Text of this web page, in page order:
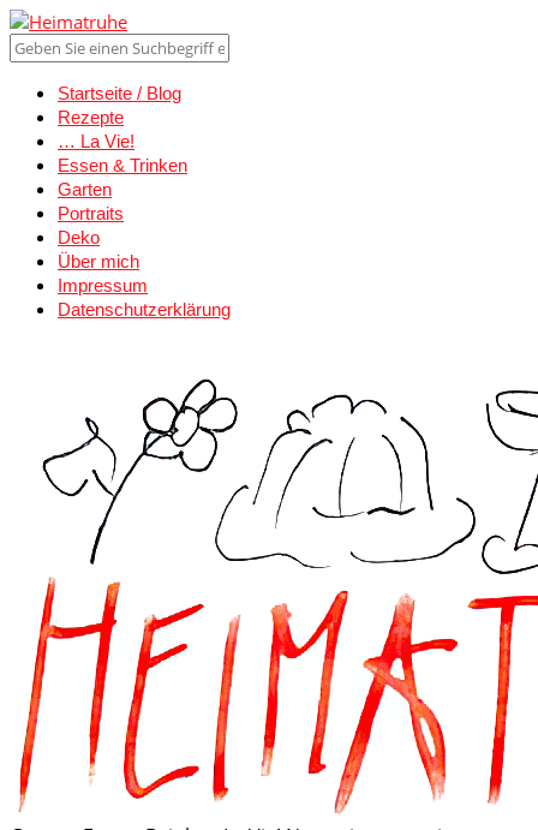
Startseite / Blog
Rezepte
… La Vie!
Essen & Trinken
Garten
Portraits
Deko
Über mich
Impressum
Datenschutzerklärung